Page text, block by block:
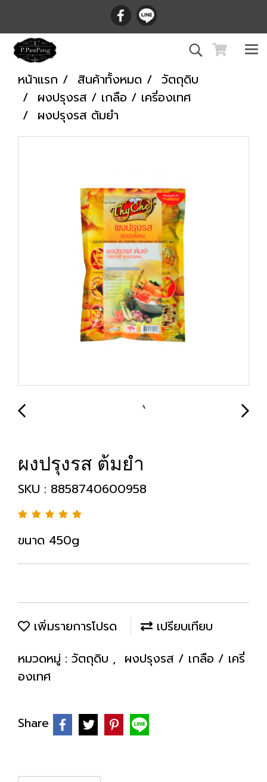
หน้าแรก สินค้าทั้งหมด
วัตถุดิบ
ผงปรุงรส / เกลือ / เครี่องเทศ
ผงปรุงรส ต้มยำ
ผงปรุงรส ต้มยำ
SKU : 8858740600958
ขนาด 450g
เพิ่มรายการโปรด
เปรียบเทียบ
หมวดหมู่ : วัตถุดิบ , ผงปรุงรส / เกลือ / เครี่
องเทศ
Share